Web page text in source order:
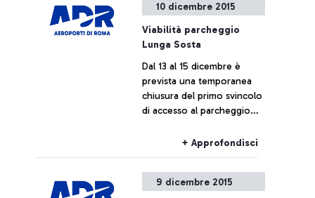
10 dicembre 2015
Viabilità parcheggio
Lunga Sosta
Dal 13 al 15 dicembre è
prevista una temporanea
chiusura del primo svincolo
di accesso al parcheggio
Roma-Fiumicino (A91). La
zona di posteggio sarà
raggiungibile procedendo
in direzione dei Terminal,
+ Approfondisci
9 dicembre 2015